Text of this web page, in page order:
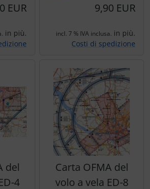
EUR
in più.
9,90 EUR
incl. 7 % IVA inclusa. in più.
Costi di spedizione
del
4
Carta OFMA del
volo a vela ED-8